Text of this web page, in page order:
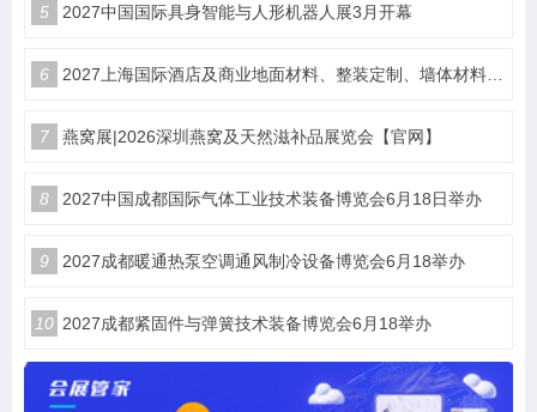
5 2027中国国际具身智能与人形机器人展3月开幕
6 2027上海国际酒店及商业地面材料、整装定制、墙体材料及精品设计、智慧酒店、照明及智能控制博览会 展位火热销售中！
7 燕窝展|2026深圳燕窝及天然滋补品展览会【官网】
8 2027中国成都国际气体工业技术装备博览会6月18日举办
9 2027成都暖通热泵空调通风制冷设备博览会6月18举办
10 2027成都紧固件与弹簧技术装备博览会6月18举办